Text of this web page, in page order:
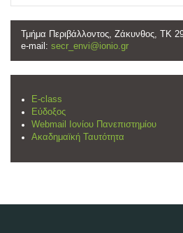
Τμήμα Περιβάλλοντος, Ζάκυνθος, ΤΚ
e-mail: secr_envi@ionio.gr
E-class
Εύδοξος
Webmail Ιονίου Πανεπιστημίου
Ακαδημαϊκή Ταυτότητα